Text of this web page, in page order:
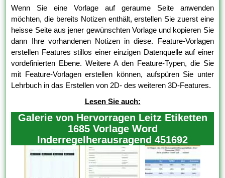
Wenn Sie eine Vorlage auf geraume Seite anwenden
möchten, die bereits Notizen enthält, erstellen Sie zuerst eine
heisse Seite aus jener gewünschten Vorlage und kopieren Sie
dann Ihre vorhandenen Notizen in diese. Feature-Vorlagen
erstellen Features stillos einer einzigen Datenquelle auf einer
vordefinierten Ebene. Weitere A den Feature-Typen, die Sie
mit Feature-Vorlagen erstellen können, aufspüren Sie unter
Lehrbuch in das Erstellen von 2D- des weiteren 3D-Features.
Lesen Sie auch:
Galerie von Hervorragen Leitz Etiketten
1685 Vorlage Word
Inderregelherausragend 451692